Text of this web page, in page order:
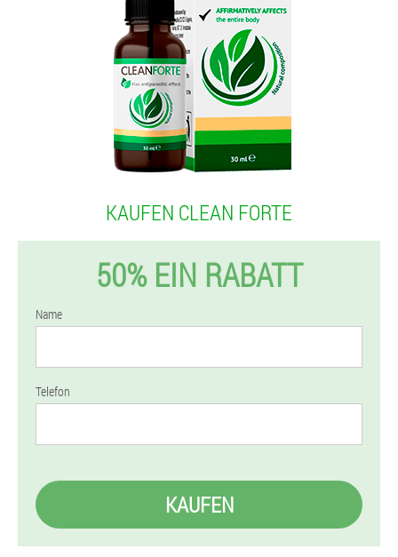
KAUFEN CLEAN FORTE
50% EIN RABATT
Name
Telefon
KAUFEN